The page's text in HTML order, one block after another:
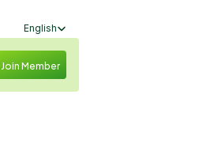
Select Language
English
Join Member